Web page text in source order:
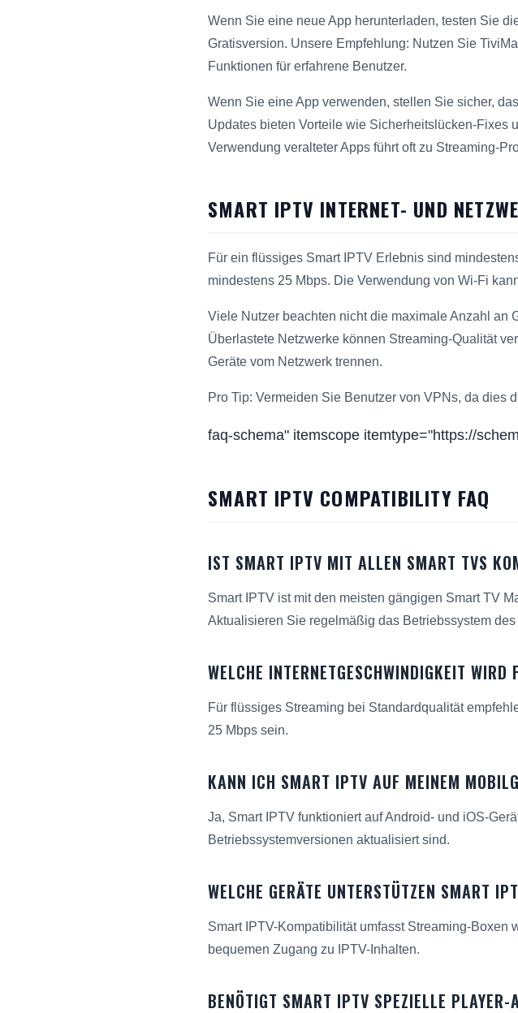
Wenn Sie eine neue App herunterladen, testen Sie
Gratisversion. Unsere Empfehlung: Nutzen Sie
Funktionen für erfahrene Benutzer.
Wenn Sie eine App verwenden, stellen Sie sicher,
Updates bieten Vorteile wie Sicherheitslücken-Fixes
Verwendung veralteter Apps führt oft zu Streaming-
SMART IPTV INTERNET- UND
Für ein flüssiges Smart IPTV Erlebnis sind
mindestens 25 Mbps. Die Verwendung von Wi-Fi
Viele Nutzer beachten nicht die maximale Anzahl an
Überlastete Netzwerke können Streaming-Qualität
Geräte vom Netzwerk trennen.
Pro Tip: Vermeiden Sie Benutzer von VPNs, da dies
faq-schema" itemscope itemtype="https://
SMART IPTV COMPATIBILITY FAQ
IST SMART IPTV MIT ALLEN SMART TVS
Smart IPTV ist mit den meisten gängigen Smart TV
Aktualisieren Sie regelmäßig das Betriebssystem
WELCHE INTERNETGESCHWINDIGKEIT
Für flüssiges Streaming bei Standardqualität
25 Mbps sein.
KANN ICH SMART IPTV AUF MEINEM
Ja, Smart IPTV funktioniert auf Android- und iOS-
Betriebssystemversionen aktualisiert sind.
WELCHE GERÄTE UNTERSTÜTZEN SMART
Smart IPTV-Kompatibilität umfasst Streaming-Boxen
bequemen Zugang zu IPTV-Inhalten.
BENÖTIGT SMART IPTV SPEZIELLE PLAYER-